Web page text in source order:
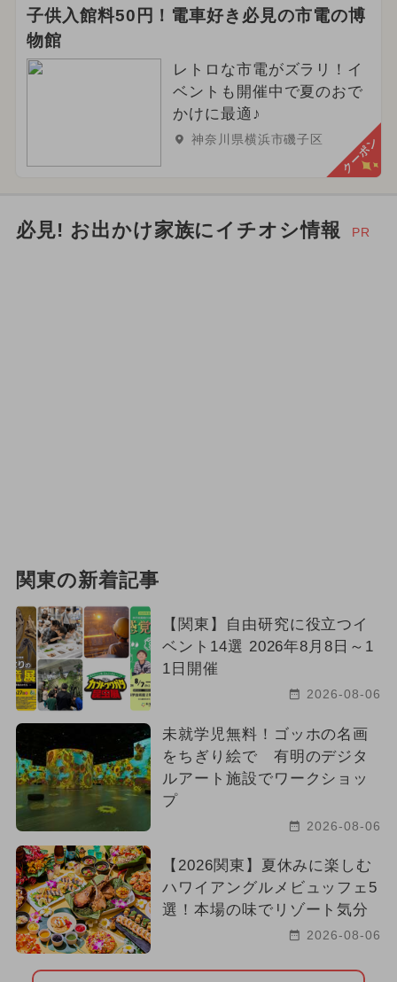
子供入館料50円！電車好き必見の市電の博
物館
レトロな市電がズラリ！イ
ベントも開催中で夏のおで
かけに最適♪
神奈川県横浜市磯子区 クーポン
必見! お出かけ家族にイチオシ情報 PR
関東の新着記事
【関東】自由研究に役立つイ
ベント14選 2026年8月8日～1
1日開催
2026-08-06
未就学児無料！ゴッホの名画
をちぎり絵で 有明のデジタ
ルアート施設でワークショッ
プ
2026-08-06
【2026関東】夏休みに楽しむ
ハワイアングルメビュッフェ5
選！本場の味でリゾート気分
2026-08-06